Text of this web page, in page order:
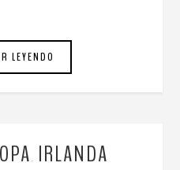
LEYENDO
IRLANDA